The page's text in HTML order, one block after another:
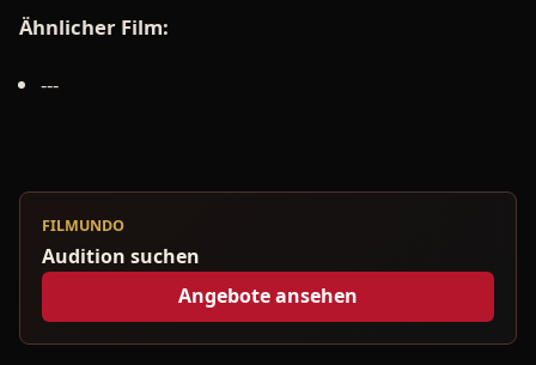
Ähnlicher Film:
---
FILMUNDO
Audition suchen
Angebote ansehen